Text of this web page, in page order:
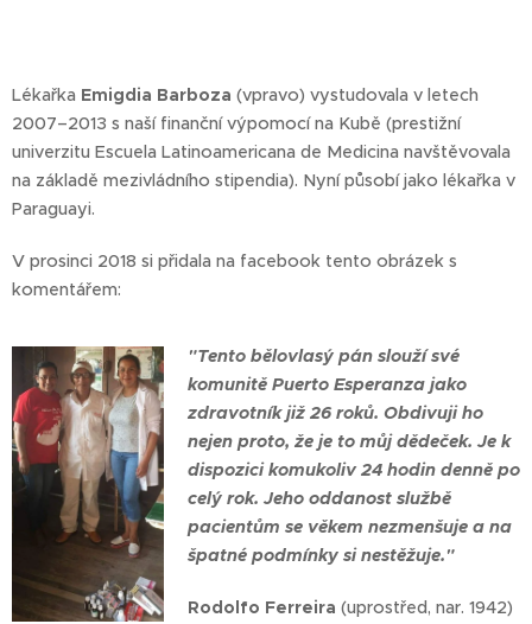
Lékařka Emigdia Barboza (vpravo) vystudovala v letech
2007–2013 s naší finanční výpomocí na Kubě (prestižní
univerzitu Escuela Latinoamericana de Medicina navštěvovala
na základě mezivládního stipendia). Nyní působí jako lékařka v
Paraguayi.
V prosinci 2018 si přidala na facebook tento obrázek s
komentářem:
"Tento bělovlasý pán slouží své
komunitě Puerto Esperanza jako
zdravotník již 26 roků. Obdivuji ho
nejen proto, že je to můj dědeček. Je k
dispozici komukoliv 24 hodin denně po
celý rok. Jeho oddanost službě
pacientům se věkem nezmenšuje a na
špatné podmínky si nestěžuje."
Rodolfo Ferreira (uprostřed, nar. 1942)